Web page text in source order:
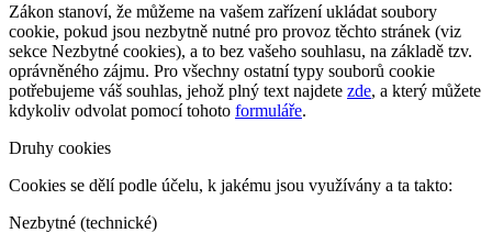
Zákon stanoví, že můžeme na vašem zařízení ukládat soubory
cookie, pokud jsou nezbytně nutné pro provoz těchto stránek (viz
sekce Nezbytné cookies), a to bez vašeho souhlasu, na základě tzv.
oprávněného zájmu. Pro všechny ostatní typy souborů cookie
potřebujeme váš souhlas, jehož plný text najdete zde, a který můžete
kdykoliv odvolat pomocí tohoto formuláře.
Druhy cookies
Cookies se dělí podle účelu, k jakému jsou využívány a ta takto:
Nezbytné (technické)